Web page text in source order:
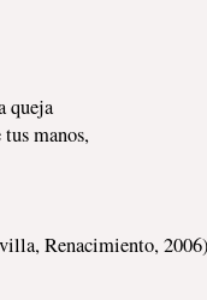
queja
tus manos,
Renacimiento, 2006)